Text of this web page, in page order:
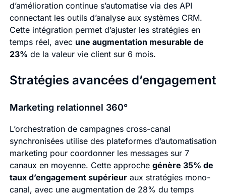
d’amélioration continue s’automatise via des API
connectant les outils d’analyse aux systèmes CRM.
Cette intégration permet d’ajuster les stratégies en
temps réel, avec une augmentation mesurable de
23% de la valeur vie client sur 6 mois.
Stratégies avancées d’engagement
Marketing relationnel 360°
L’orchestration de campagnes cross-canal
synchronisées utilise des plateformes d’automatisation
marketing pour coordonner les messages sur 7
canaux en moyenne. Cette approche génère 35% de
taux d’engagement supérieuraux stratégies mono-
canal, avec une augmentation de 28% du temps